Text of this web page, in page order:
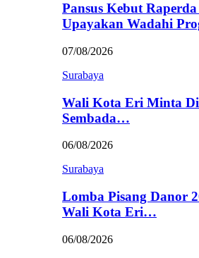
Pansus Kebut
Upayakan Wadahi
07/08/2026
Surabaya
Wali Kota Eri Minta
Sembada…
06/08/2026
Surabaya
Lomba Pisang Danor
Wali Kota Eri…
06/08/2026